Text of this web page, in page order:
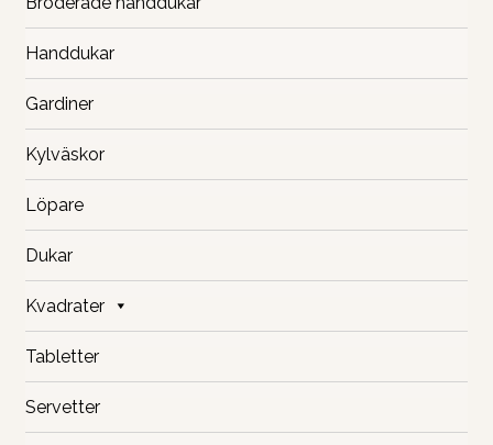
Handdukar
Gardiner
Kylväskor
Löpare
Dukar
Kvadrater
Tabletter
Servetter